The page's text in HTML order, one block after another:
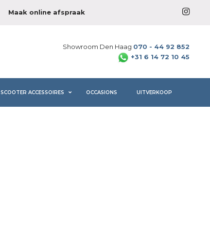
Maak online afspraak
Showroom Den Haag 070 - 44 92 852
+31 6 14 72 10 45
SCOOTER ACCESSOIRES OCCASIONS UITVERKOOP